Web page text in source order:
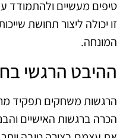
טיפים מעשיים ולהתמודד
זו יכולה ליצור תחושת
המונחה.
ההיבט הרגשי
הרגשות משחקים תפקיד
הכרה ברגשות האישיים